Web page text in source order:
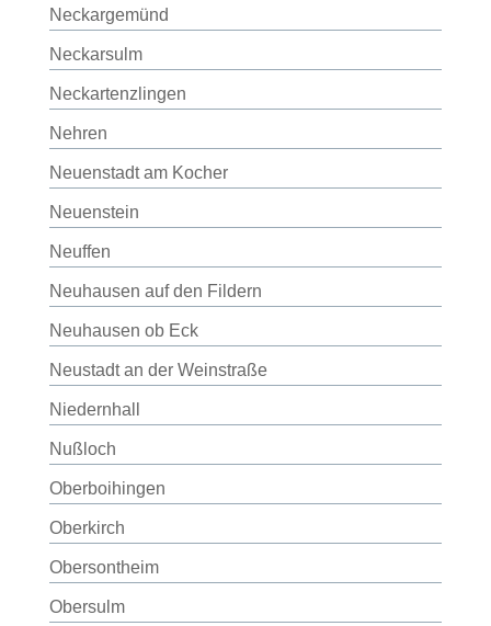
Neckargemünd
Neckarsulm
Neckartenzlingen
Nehren
Neuenstadt am Kocher
Neuenstein
Neuffen
Neuhausen auf den Fildern
Neuhausen ob Eck
Neustadt an der Weinstraße
Niedernhall
Nußloch
Oberboihingen
Oberkirch
Obersontheim
Obersulm